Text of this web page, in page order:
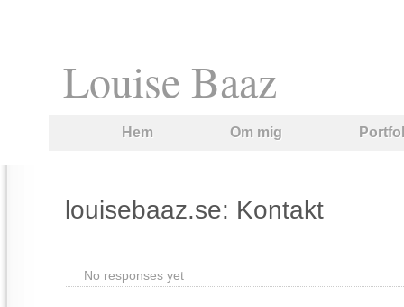
Louise Baaz
Hem Om mig
louisebaaz.se: Kontakt
No responses yet